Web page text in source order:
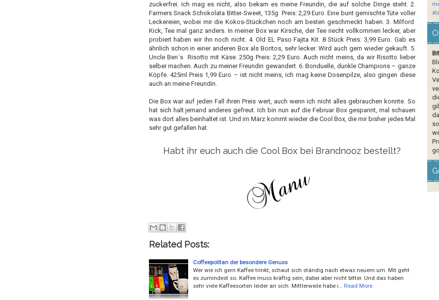
zuckerfrei. Ich mag es nicht, also bekam es meine Freundin, die auf solche Dinge steht. 2.
Farmers Snack Schokolata Bitter-Sweet, 135g Preis: 2,29 Euro. Eine bunt gemischte Tüte voller
Leckereien, wobei mir die Kokos-Stückchen noch am besten geschmeckt haben. 3. Milford
Kick, Tee mal ganz anders. In meiner Box war Kirsche, der Tee riecht vollkommen lecker, aber
probiert haben wir ihn noch nicht. 4. Old EL Paso Fajita Kit. 8 Stück Preis: 3,99 Euro. Gab es
ähnlich schon in einer anderen Box als Boritos, sehr lecker. Wird auch gern wieder gekauft. 5.
Uncle Ben´s Risotto mit Käse. 250g Preis: 2,29 Euro. Auch nicht meins, da wir Risotto lieber
selber machen. Auch zu meiner Freundin gewandert. 6. Bonduelle, dunkle Champions – ganze
Köpfe. 425ml Preis 1,99 Euro – ist nicht meins, ich mag keine Dosenpilze, also gingen diese
auch an meine Freundin.
Die Box war auf jeden Fall ihren Preis wert, auch wenn ich nicht alles gebrauchen konnte. So
hat sich halt jemand anderes gefreut. Ich bin nun auf die Februar Box gespannt, mal schauen
was dort alles beinhaltet ist. Und im März kommt wieder die Cool Box, die mir bisher jedes Mal
sehr gut gefallen hat.
Habt ihr euch auch die Cool Box bei Brandnooz bestellt?
Related Posts:
Coffeepolitan der besondere Genuss
Wer wie ich gern Kaffee trinkt, schaut sich ständig nach etwas neuem um. Mit geht
es zumindest so. Kaffee muss kräftig sein, dabei aber nicht bitter. Und das haben
sehr viele Kaffeesorten leider an sich. Mittlerweile habe i…
Read More